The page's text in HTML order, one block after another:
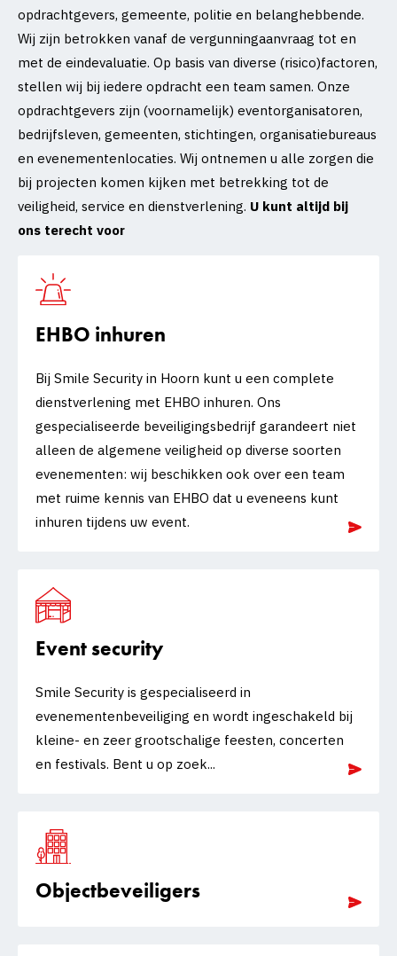
opdrachtgevers, gemeente, politie en belanghebbende.
Wij zijn betrokken vanaf de vergunningaanvraag tot en
met de eindevaluatie. Op basis van diverse (risico)factoren,
stellen wij bij iedere opdracht een team samen. Onze
opdrachtgevers zijn (voornamelijk) eventorganisatoren,
bedrijfsleven, gemeenten, stichtingen, organisatiebureaus
en evenementenlocaties. Wij ontnemen u alle zorgen die
bij projecten komen kijken met betrekking tot de
veiligheid, service en dienstverlening. U kunt altijd bij
ons terecht voor
EHBO inhuren
Bij Smile Security in Hoorn kunt u een complete
dienstverlening met EHBO inhuren. Ons
gespecialiseerde beveiligingsbedrijf garandeert niet
alleen de algemene veiligheid op diverse soorten
evenementen: wij beschikken ook over een team
met ruime kennis van EHBO dat u eveneens kunt
inhuren tijdens uw event.
Event security
Smile Security is gespecialiseerd in
evenementenbeveiliging en wordt ingeschakeld bij
kleine- en zeer grootschalige feesten, concerten
en festivals. Bent u op zoek...
Objectbeveiligers